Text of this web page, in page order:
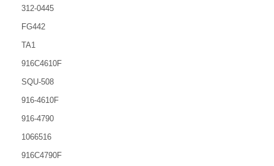
312-0445
FG442
TA1
916C4610F
SQU-508
916-4610F
916-4790
1066516
916C4790F